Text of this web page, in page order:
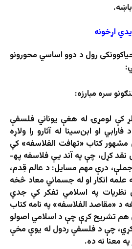
ي اړخونه
رول د دوو اساسي محورونو
سره مبارزه:
کې لومړۍ له هغې یوناني فلسفې
او ابن‌سینا له آثارو را ولاړه
کتاب «تهافت الفلاسفه» کې
شل هغه اساسي مسایل نقد کړل، چې په آند یې فلاسفه په­
درې مهم مسایل: د عالم قِدم،
علمه انکار او له جسماني معاد څخه
نظریات په اسلامي تفکر کې جدي
د «مقاصد الفلاسفه» په نامه کتاب
تشریح کړې چې د اسلامي اصولو
کړي، چې د فلسفې ردول له یوې مخې
معنا نه‌ ده.